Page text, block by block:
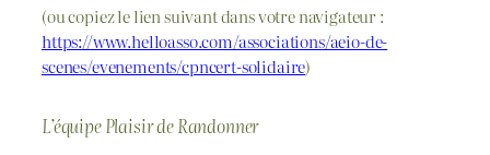
(ou copiez le lien suivant dans votre navigateur :
https://www.helloasso.com/associations/aeio-de-
scenes/evenements/cpncert-solidaire)
L’équipe Plaisir de Randonner